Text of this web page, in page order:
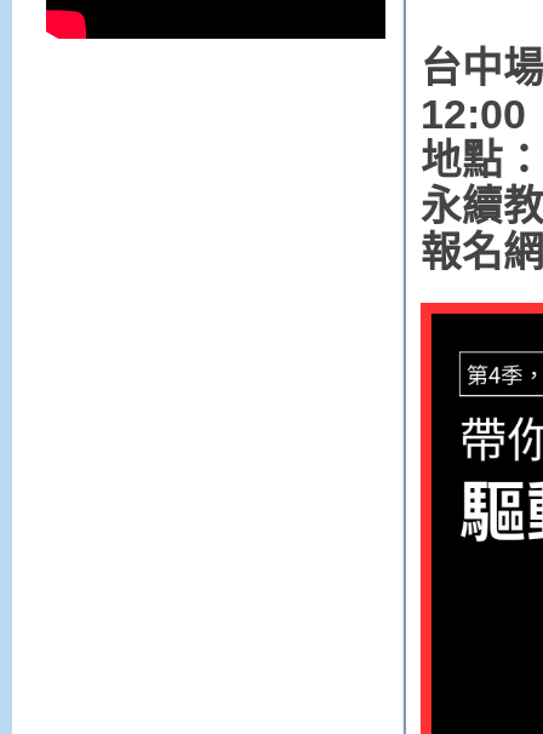
台中
12:00
地點
永續
報名